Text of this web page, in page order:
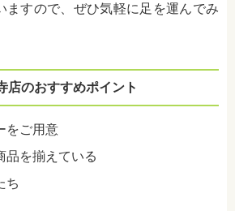
ますので、ぜひ気軽に足を運んでみ
店のおすすめポイント
をご用意
品を揃えている
ち